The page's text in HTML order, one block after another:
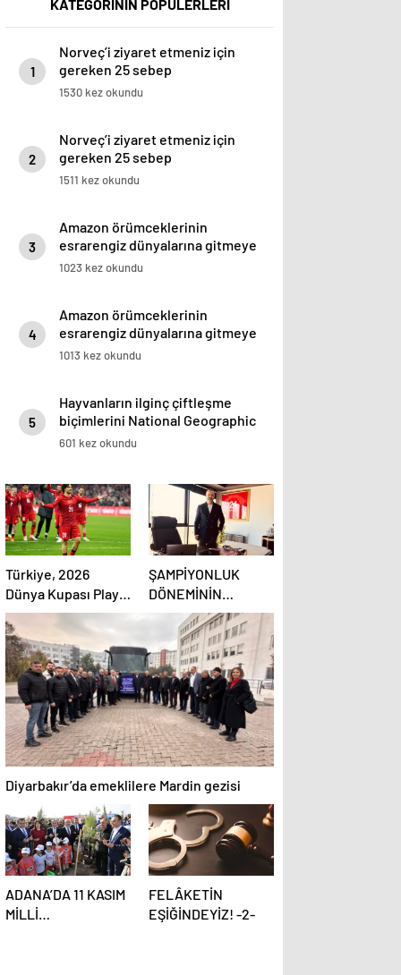
KATEGORİNİN POPÜLERLERİ
1
Norveç’i ziyaret etmeniz için
gereken 25 sebep
1530 kez okundu
2
Norveç’i ziyaret etmeniz için
gereken 25 sebep
1511 kez okundu
3
Amazon örümceklerinin
esrarengiz dünyalarına gitmeye
hazır olun.
1023 kez okundu
4
Amazon örümceklerinin
esrarengiz dünyalarına gitmeye
hazır olun.
1013 kez okundu
5
Hayvanların ilginç çiftleşme
biçimlerini National Geographic
görüntüledi.
601 kez okundu
Türkiye, 2026
Dünya Kupası Play-
off Finaline
Yükseldi!
ŞAMPİYONLUK
DÖNEMİNİN
ASBAŞKANI
KONUŞTU:
DİYARBEKİRSPOR
SAHİPSİZ
KALMAMALI
Diyarbakır’da emeklilere Mardin gezisi
ADANA’DA 11 KASIM
MİLLİ
FELÂKETİN
EŞİĞİNDEYİZ! -2-